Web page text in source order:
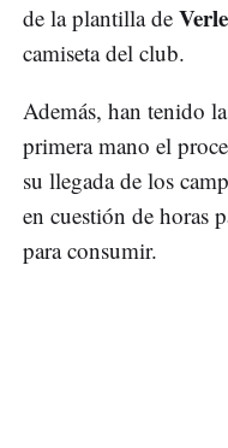
de la plantilla de
camiseta del club.
Además, han tenido
primera mano el
su llegada de los
en cuestión de horas
para consumir.